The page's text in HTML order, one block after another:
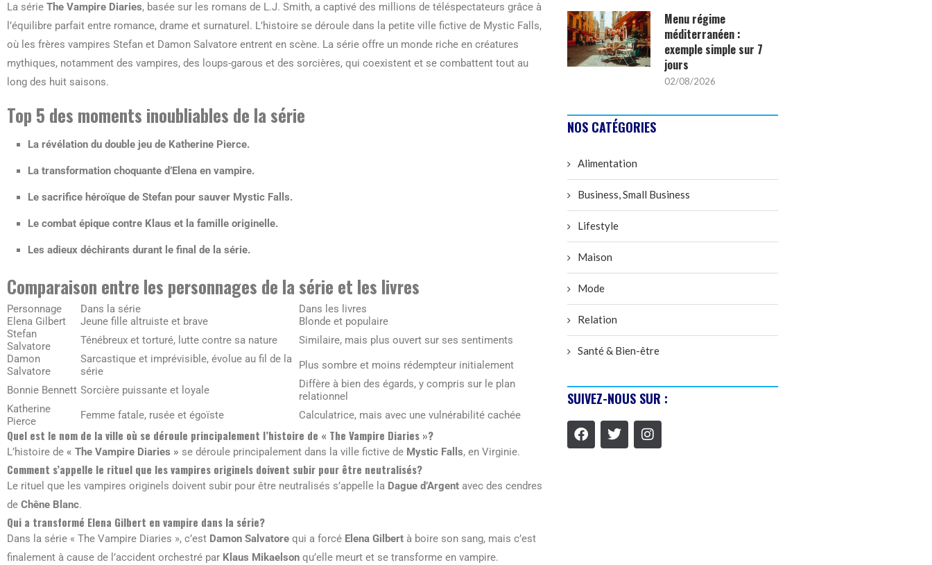
La série The Vampire Diaries, basée sur les romans de L.J. Smith, a captivé des millions de téléspectateurs grâce à
l’équilibre parfait entre romance, drame et surnaturel. L’histoire se déroule dans la petite ville fictive de Mystic Falls,
où les frères vampires Stefan et Damon Salvatore entrent en scène. La série offre un monde riche en créatures
mythiques, notamment des vampires, des loups-garous et des sorcières, qui coexistent et se combattent tout au
long des huit saisons.
Top 5 des moments inoubliables de la série
La révélation du double jeu de Katherine Pierce.
La transformation choquante d’Elena en vampire.
Le sacrifice héroïque de Stefan pour sauver Mystic Falls.
Le combat épique contre Klaus et la famille originelle.
Les adieux déchirants durant le final de la série.
Comparaison entre les personnages de la série et les livres
Personnage Dans la série
Dans les livres
Elena Gilbert
Jeune fille altruiste et brave
Blonde et populaire
Stefan
Salvatore
Ténébreux et torturé, lutte contre sa nature
Similaire, mais plus ouvert sur ses sentiments
Damon
Salvatore
Sarcastique et imprévisible, évolue au fil de la
série
Plus sombre et moins rédempteur initialement
Bonnie Bennett Sorcière puissante et loyale
Diffère à bien des égards, y compris sur le plan
relationnel
Katherine
Pierce
Femme fatale, rusée et égoïste Calculatrice, mais avec une vulnérabilité cachée
Quel est le nom de la ville où se déroule principalement l’histoire de « The Vampire Diaries »?
L’histoire de « The Vampire Diaries » se déroule principalement dans la ville fictive de Mystic Falls, en Virginie.
Comment s’appelle le rituel que les vampires originels doivent subir pour être neutralisés?
Le rituel que les vampires originels doivent subir pour être neutralisés s’appelle la Dague d’Argent avec des cendres
de Chêne Blanc.
Qui a transformé Elena Gilbert en vampire dans la série?
Dans la série « The Vampire Diaries », c’est Damon Salvatore qui a forcé Elena Gilbert à boire son sang, mais c’est
finalement à cause de l’accident orchestré par Klaus Mikaelson qu’elle meurt et se transforme en vampire.
Menu régime
méditerranéen :
exemple simple sur 7
jours
02/08/2026
NOS CATÉGORIES
Alimentation
Business, Small Business
Lifestyle
Maison
Mode
Relation
Santé & Bien-être
SUIVEZ-NOUS SUR :